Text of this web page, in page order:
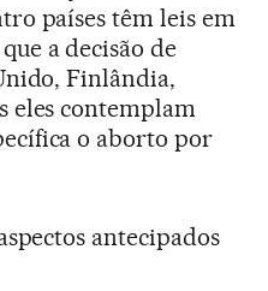
países têm leis em
a decisão de
Finlândia,
eles contemplam
o aborto por
antecipados